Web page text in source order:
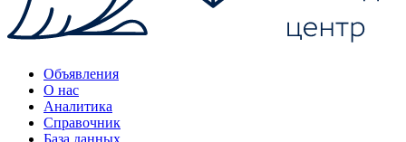
Объявления
О нас
Аналитика
Справочник
База данных